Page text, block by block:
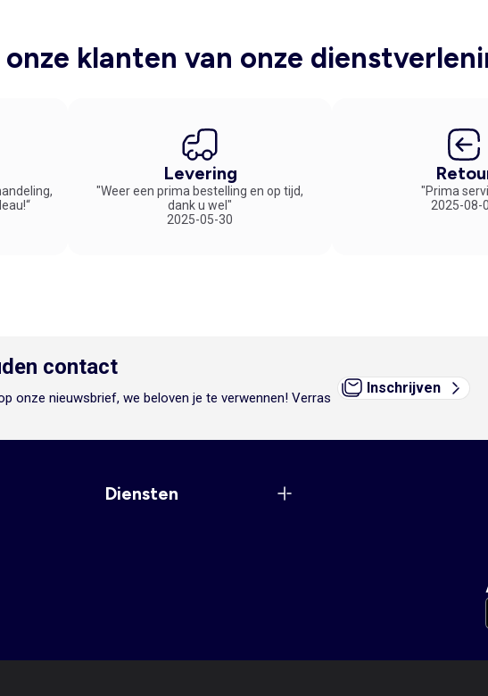
klanten van onze
Levering
"Weer een prima bestelling en op tijd,
dank u wel"
2025-05-30
"Prima
2025-08-
contact
onze nieuwsbrief, we beloven je te verwennen! Verras
Inschrijven
Diensten